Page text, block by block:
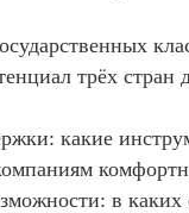
трёх стран
какие
в каких